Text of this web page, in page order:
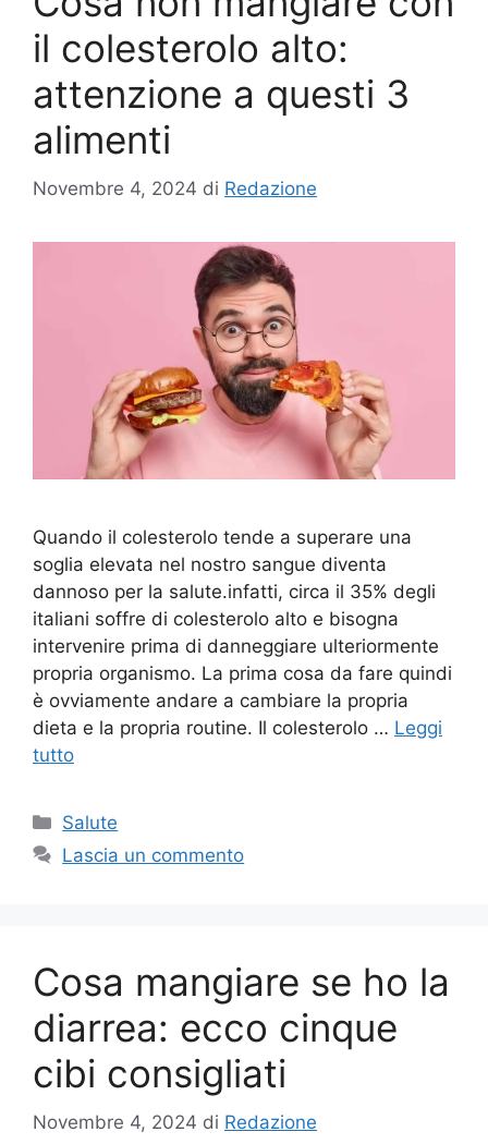
il colesterolo alto:
attenzione a questi 3
alimenti
Novembre 4, 2024 di Redazione
Quando il colesterolo tende a superare una
soglia elevata nel nostro sangue diventa
dannoso per la salute.infatti, circa il 35% degli
italiani soffre di colesterolo alto e bisogna
intervenire prima di danneggiare ulteriormente
propria organismo. La prima cosa da fare quindi
è ovviamente andare a cambiare la propria
dieta e la propria routine. Il colesterolo … Leggi
tutto
Categorie
Salute
Lascia un commento
Cosa mangiare se ho la
diarrea: ecco cinque
cibi consigliati
Novembre 4, 2024 di Redazione